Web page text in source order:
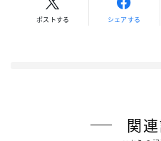
ポストする シェアする
関